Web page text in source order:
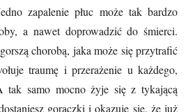
zapalenie płuc może tak bardzo
a nawet doprowadzić do śmierci.
chorobą, jaka może się przytrafić
traumę i przerażenie u każdego,
tak samo mocno żyje się z tykającą
gorączki i okazuje się, że już